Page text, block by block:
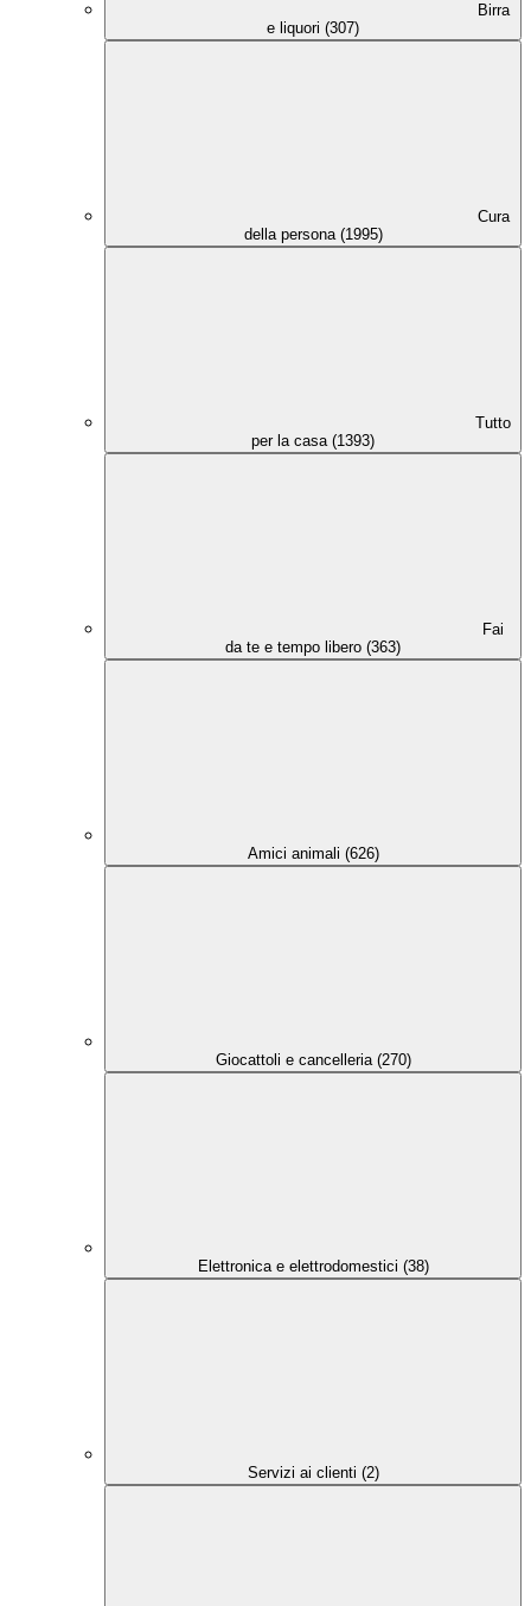
Birra
e liquori (307)
Cura
della persona (1995)
Tutto
per la casa (1393)
Fai
da te e tempo libero (363)
Amici animali (626)
Giocattoli e cancelleria (270)
Elettronica e elettrodomestici (38)
Servizi ai clienti (2)